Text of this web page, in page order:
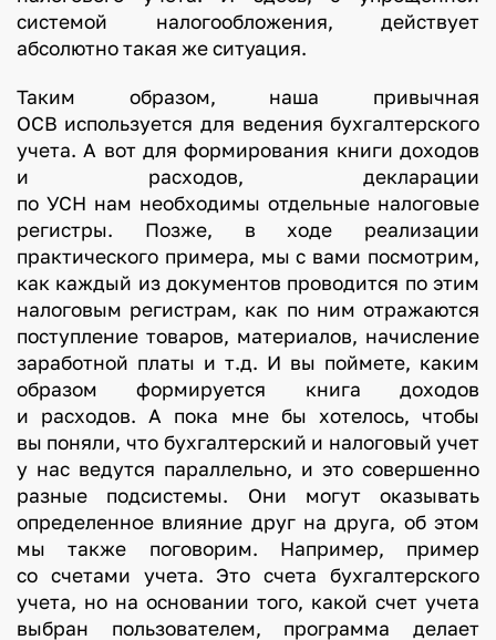
системой налогообложения, действует
абсолютно такая же ситуация.
Таким образом, наша привычная
ОСВ используется для ведения бухгалтерского
учета. А вот для формирования книги доходов
и расходов, декларации
по УСН нам необходимы отдельные налоговые
регистры. Позже, в ходе реализации
практического примера, мы с вами посмотрим,
как каждый из документов проводится по этим
налоговым регистрам, как по ним отражаются
поступление товаров, материалов, начисление
заработной платы и т.д. И вы поймете, каким
образом формируется книга доходов
и расходов. А пока мне бы хотелось, чтобы
вы поняли, что бухгалтерский и налоговый учет
у нас ведутся параллельно, и это совершенно
разные подсистемы. Они могут оказывать
определенное влияние друг на друга, об этом
мы также поговорим. Например, пример
со счетами учета. Это счета бухгалтерского
учета, но на основании того, какой счет учета
выбран пользователем, программа делает